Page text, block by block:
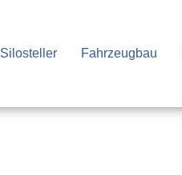
Silosteller Fahrzeugbau